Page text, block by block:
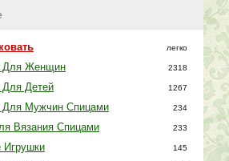
легко
Для Женщин 2318
Для Детей 1267
Для Мужчин Спицами 234
Вязания Спицами 233
Игрушки 145